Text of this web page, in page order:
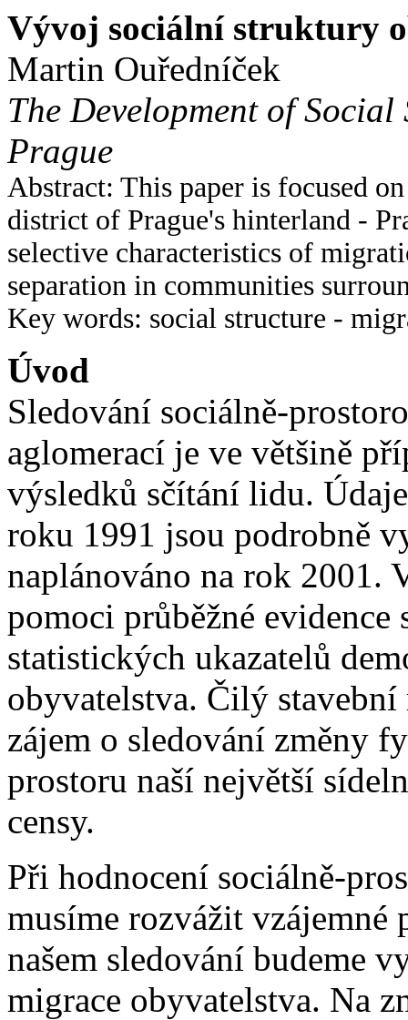
Vývoj sociální struktury
Martin Ouředníček
The Development of
Prague
Abstract: This paper is focused
district of Prague's hinterland -
selective characteristics of
separation in communities
Key words: social structure -
Úvod
Sledování sociálně-
aglomerací je ve většině
výsledků sčítání lidu.
roku 1991 jsou podrobně
naplánováno na rok 2001.
pomoci průběžné
statistických ukazatelů
obyvatelstva. Čilý
zájem o sledování změny
prostoru naší největší
censy.
Při hodnocení sociálně-
musíme rozvážit vzájemné
našem sledování budeme
migrace obyvatelstva. Na